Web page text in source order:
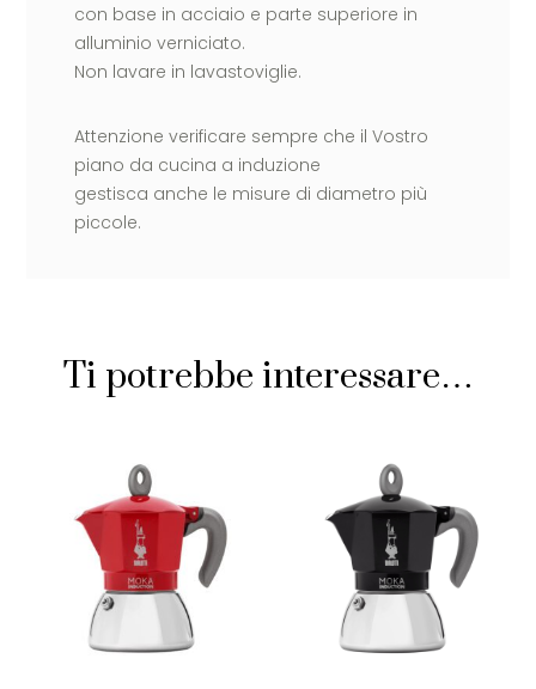
con base in acciaio e parte superiore in
alluminio verniciato.
Non lavare in lavastoviglie.
Attenzione verificare sempre che il Vostro
piano da cucina a induzione
gestisca anche le misure di diametro più
piccole.
Ti potrebbe interessare…